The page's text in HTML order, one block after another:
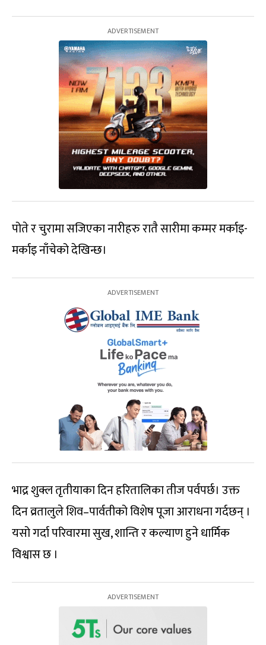
पोते र चुरामा सजिएका नारीहरु रातै सारीमा कम्मर मर्काइ-
मर्काइ नाँचेको देखिन्छ।
भाद्र शुक्ल तृतीयाका दिन हरितालिका तीज पर्वपर्छ। उक्त
दिन व्रतालुले शिव–पार्वतीको विशेष पूजा आराधना गर्दछन् ।
यसो गर्दा परिवारमा सुख, शान्ति र कल्याण हुने धार्मिक
विश्वास छ ।